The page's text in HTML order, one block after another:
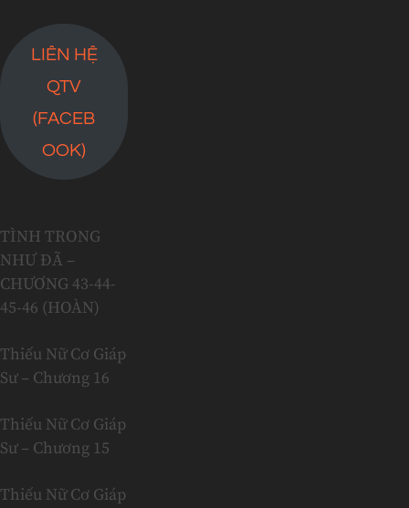
LIÊN HỆ
QTV
(FACEB
OOK)
TÌNH TRONG
NHƯ ĐÃ –
CHƯƠNG 43-44-
45-46 (HOÀN)
Thiếu Nữ Cơ Giáp
Sư – Chương 16
Thiếu Nữ Cơ Giáp
Sư – Chương 15
Thiếu Nữ Cơ Giáp